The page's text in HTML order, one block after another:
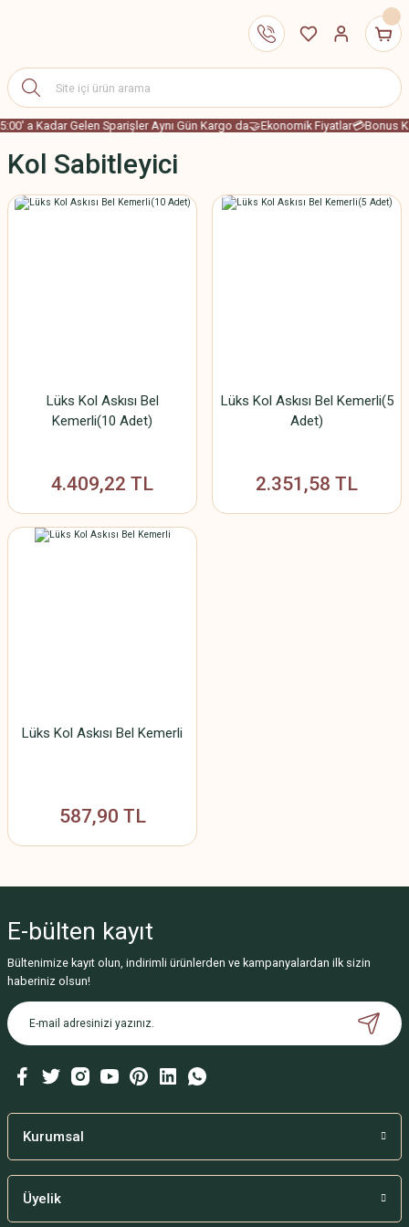
a Kadar Gelen Sparişler Aynı Gün Kargo da🤝Ekonomik Fiyatlar💳Bonus
Kol Sabitleyici
Lüks Kol Askısı Bel
Kemerli(10 Adet)
4.409,22 TL
Lüks Kol Askısı Bel Kemerli(5
Adet)
2.351,58 TL
Lüks Kol Askısı Bel Kemerli
587,90 TL
E-bülten kayıt
Bültenimize kayıt olun, indirimli ürünlerden ve kampanyalardan ilk sizin
haberiniz olsun!
Kurumsal
Üyelik